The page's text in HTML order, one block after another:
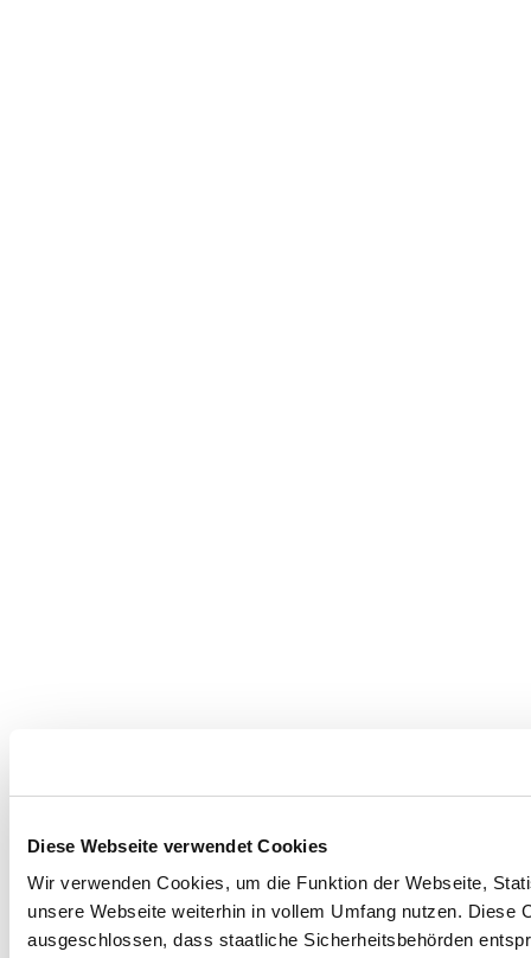
Diese Webseite verwendet Cookies
Wir verwenden Cookies, um die Funktion der Webseite,
unsere Webseite weiterhin in vollem Umfang nutzen.
ausgeschlossen, dass staatliche Sicherheitsbehörden